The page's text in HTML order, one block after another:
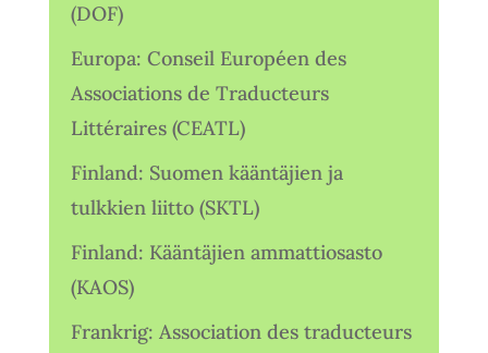
(DOF)
Europa: Conseil Européen des
Associations de Traducteurs
Littéraires (CEATL)
Finland: Suomen kääntäjien ja
tulkkien liitto (SKTL)
Finland: Kääntäjien ammattiosasto
(KAOS)
Frankrig: Association des traducteurs